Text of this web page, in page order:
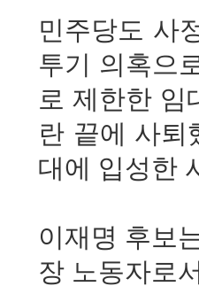
민주당도 사
투기 의혹으
로 제한한 임
란 끝에 사퇴
대에 입성한
이재명 후보
장 노동자로